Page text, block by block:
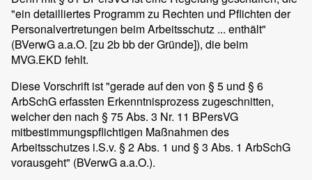
"ein detailliertes Programm zu Rechten und Pflichten der
Personalvertretungen beim Arbeitsschutz ... enthält"
(BVerwG a.a.O. [zu 2b bb der Gründe]), die beim
MVG.EKD fehlt.
Diese Vorschrift ist "gerade auf den von § 5 und § 6
ArbSchG erfassten Erkenntnisprozess zugeschnitten,
welcher den nach § 75 Abs. 3 Nr. 11 BPersVG
mitbestimmungspflichtigen Maßnahmen des
Arbeitsschutzes i.S.v. § 2 Abs. 1 und § 3 Abs. 1 ArbSchG
vorausgeht" (BVerwG a.a.O.).